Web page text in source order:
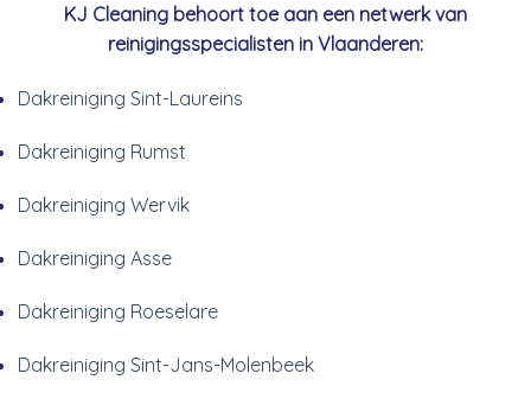
KJ Cleaning behoort toe aan een netwerk van
reinigingsspecialisten in Vlaanderen:
Dakreiniging Sint-Laureins
Dakreiniging Rumst
Dakreiniging Wervik
Dakreiniging Asse
Dakreiniging Roeselare
Dakreiniging Sint-Jans-Molenbeek